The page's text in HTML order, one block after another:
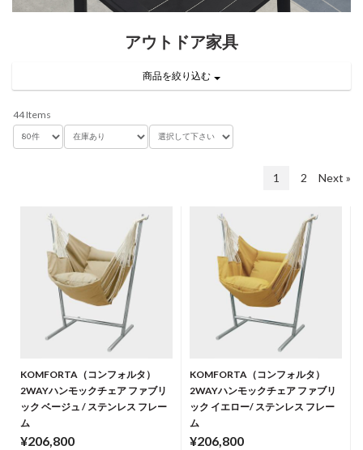
アウトドア家具
商品を絞り込む
44 Items
1 2 Next »
KOMFORTA（コンフォルタ）
2WAYハンモックチェア ファブリ
ック ベージュ / ステンレス フレー
ム
¥206,800
KOMFORTA（コンフォルタ）
2WAYハンモックチェア ファブリ
ック イエロー/ ステンレス フレー
ム
¥206,800